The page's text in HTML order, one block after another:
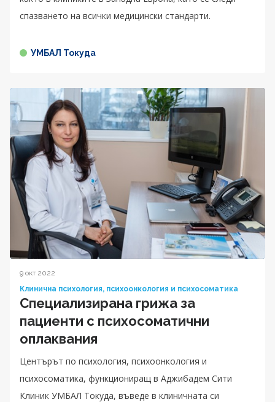
спазването на всички медицински стандарти.
УМБАЛ Токуда
9 окт 2022
Клинична психология, психоонкология и психосоматика
Специализирана грижа за
пациенти с психосоматични
оплаквания
Центърът по психология, психоонкология и
психосоматика, функциониращ в Аджибадем Сити
Клиник УМБАЛ Токуда, въведе в клиничната си